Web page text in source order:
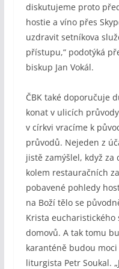
diskutujeme proto
hostie a víno přes
uzdravit setníkova
přístupu,“ podotýká
biskup Jan Vokál.
ČBK také doporučuje
konat v ulicích
v církvi vracíme k
průvodů. Nejeden z
jistě zamýšlel, když za
kolem restauračních
pobavené pohledy
na Boží tělo se
Krista
domovů. A tak tomu
karanténě budou
liturgista Petr Soukal.